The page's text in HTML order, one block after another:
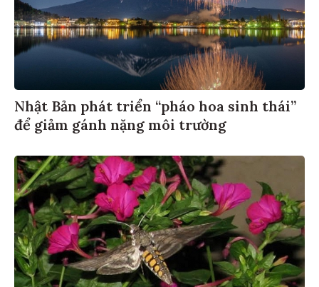
Nhật Bản phát triển “pháo hoa sinh thái”
để giảm gánh nặng môi trường